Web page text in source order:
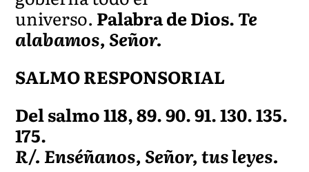
universo. Palabra de Dios.Te
alabamos, Señor.
SALMO RESPONSORIAL
Del salmo 118, 89. 90. 91. 130. 135.
175.
R/. Enséñanos, Señor, tus leyes.